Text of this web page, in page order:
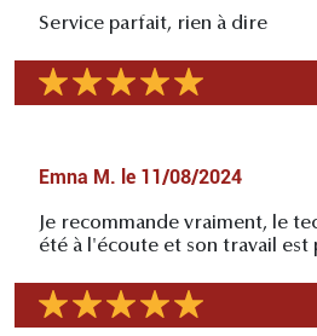
Service parfait, rien à dire
Emna M. le 11/08/2024
Je recommande vraiment, le
été à l'écoute et son travail est